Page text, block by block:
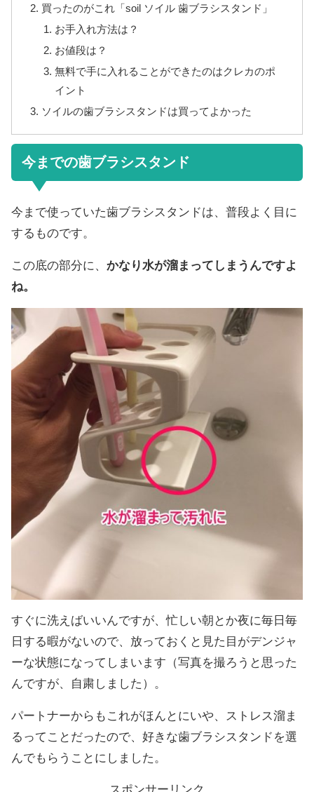
買ったのがこれ「soil ソイル 歯ブラシスタンド」
お手入れ方法は？
お値段は？
無料で手に入れることができたのはクレカのポ
イント
ソイルの歯ブラシスタンドは買ってよかった
今までの歯ブラシスタンド
今まで使っていた歯ブラシスタンドは、普段よく目に
するものです。
この底の部分に、 かなり水が溜まってしまうんですよ
ね。
すぐに洗えばいいんですが、忙しい朝とか夜に毎日毎
日する暇がないので、放っておくと見た目がデンジャ
ーな状態になってしまいます（写真を撮ろうと思った
んですが、自粛しました）。
パートナーからもこれがほんとにいや、ストレス溜ま
るってことだったので、好きな歯ブラシスタンドを選
んでもらうことにしました。